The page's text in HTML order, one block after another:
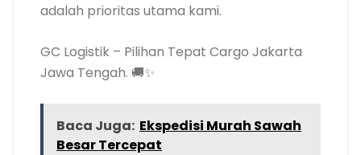
adalah prioritas utama kami.
GC Logistik – Pilihan Tepat Cargo Jakarta
Jawa Tengah. 🚚✨
Baca Juga: Ekspedisi Murah Sawah
Besar Tercepat